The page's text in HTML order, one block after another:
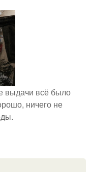
выдачи всё было
ничего не